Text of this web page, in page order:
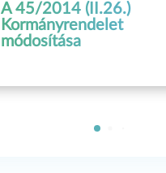
A 45/2014 (II.26.)
Kormányrendelet
módosítása